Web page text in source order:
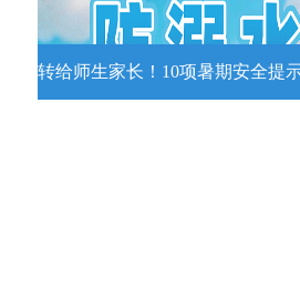
详情
转给师生家长！10项暑期安全提